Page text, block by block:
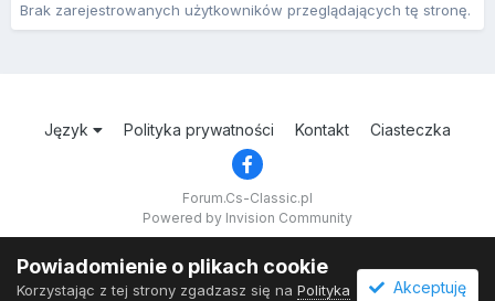
Brak zarejestrowanych użytkowników przeglądających tę stronę.
Język Polityka prywatności Kontakt Ciasteczka
Forum.Cs-Classic.pl
Powered by Invision Community
Powiadomienie o plikach cookie
Korzystając z tej strony zgadzasz się na Polityka Akceptuję